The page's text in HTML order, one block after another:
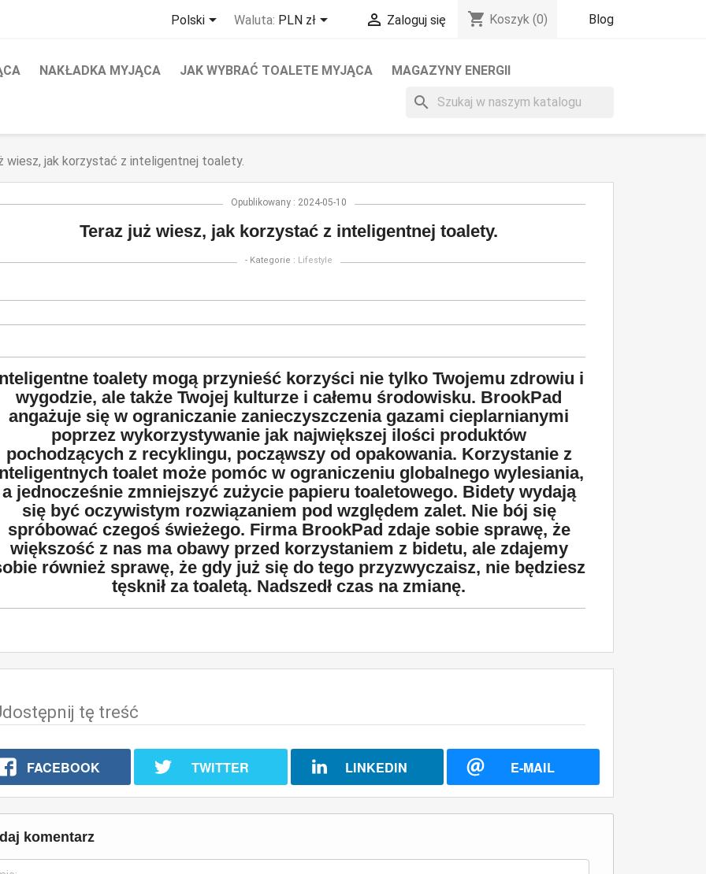
Polski Waluta: PLN zł  Zaloguj się shopping_cart Koszyk (0) Blog
NAKŁADKA MYJĄCA JAK WYBRAĆ TOALETE MYJĄCA MAGAZYNY ENERGII
search
wiesz, jak korzystać z inteligentnej toalety.
Opublikowany : 2024-05-10
Teraz już wiesz, jak korzystać z inteligentnej toalety.
- Kategorie : Lifestyle
toalety mogą przynieść korzyści nie tylko Twojemu zdrowiu i
wygodzie, ale także Twojej kulturze i całemu środowisku. BrookPad
angażuje się w ograniczanie zanieczyszczenia gazami cieplarnianymi
poprzez wykorzystywanie jak największej ilości produktów
pochodzących z recyklingu, począwszy od opakowania. Korzystanie z
toalet może pomóc w ograniczeniu globalnego wylesiania,
a jednocześnie zmniejszyć zużycie papieru toaletowego. Bidety wydają
się być oczywistym rozwiązaniem pod względem zalet. Nie bój się
spróbować czegoś świeżego. Firma BrookPad zdaje sobie sprawę, że
większość z nas ma obawy przed korzystaniem z bidetu, ale zdajemy
również sprawę, że gdy już się do tego przyzwyczaisz, nie będziesz
tęsknił za toaletą. Nadszedł czas na zmianę.
tę treść
FACEBOOK TWITTER LINKEDIN E-MAIL
komentarz